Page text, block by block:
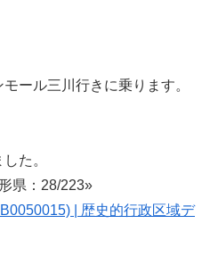
ール三川行きに乗ります。
た。
県：28/223»
| 歴史的行政区域デ